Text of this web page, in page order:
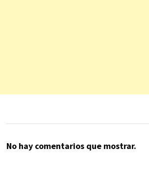
No hay comentarios que mostrar.